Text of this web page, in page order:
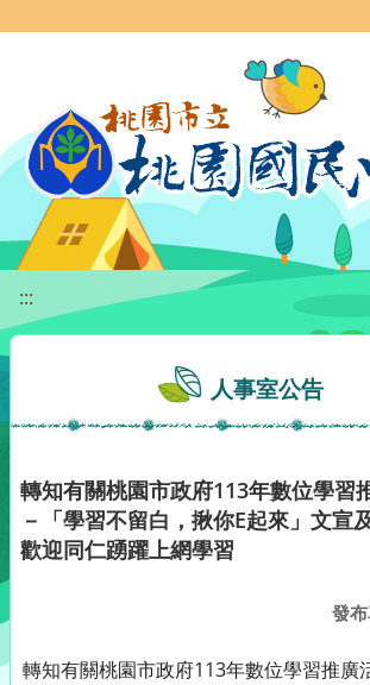
:::
人事室公告
轉知有關桃園市政府113年數位學習
－「學習不留白，揪你E起來」文宣
歡迎同仁踴躍上網學習
發布
轉知有關桃園市政府113年數位學習推廣